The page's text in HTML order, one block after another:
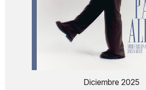
Diciembre 2025